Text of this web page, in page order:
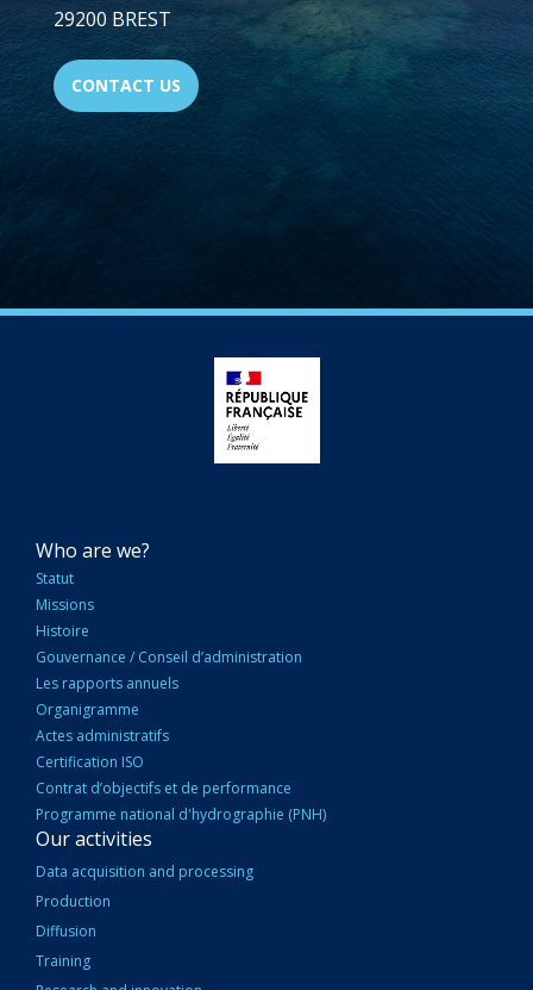
29200 BREST
CONTACT US
NAVIGATION
PRINCIPALE
Who are we?
Statut
Missions
Histoire
Gouvernance / Conseil d’administration
Les rapports annuels
Organigramme
Actes administratifs
Certification ISO
Contrat d’objectifs et de performance
Programme national d'hydrographie (PNH)
Our activities
Data acquisition and processing
Production
Diffusion
Training